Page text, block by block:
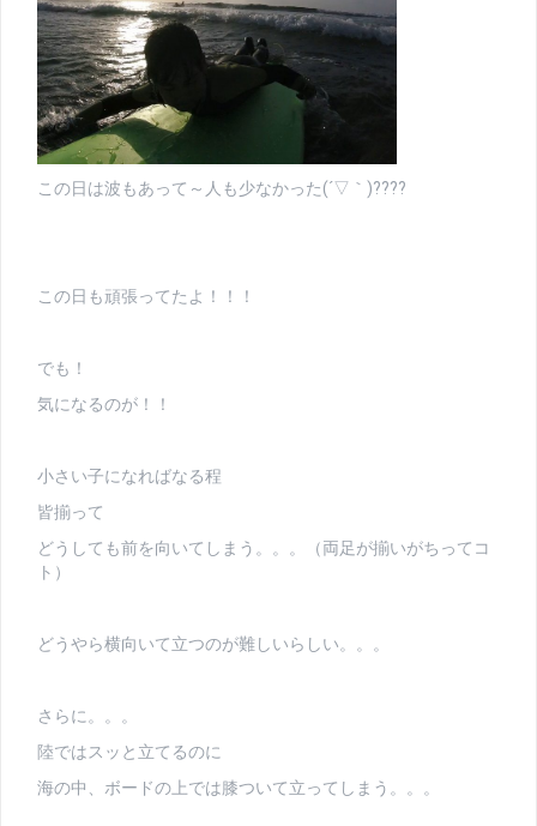
この日は波もあって～人も少なかった(´▽｀)????
この日も頑張ってたよ！！！
でも！
気になるのが！！
小さい子になればなる程
皆揃って
どうしても前を向いてしまう。。。（両足が揃いがちってコ
ト）
どうやら横向いて立つのが難しいらしい。。。
さらに。。。
陸ではスッと立てるのに
海の中、ボードの上では膝ついて立ってしまう。。。